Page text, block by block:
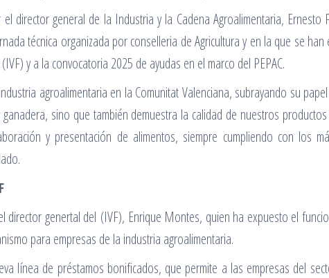
director general de la Industria y la Cadena Agroalimentaria,
técnica organizada por conselleria de Agricultura y en la que se
y a la convocatoria 2025 de ayudas en el marco del PEPAC.
agroalimentaria en la Comunitat Valenciana, subrayando su
sino que también demuestra la calidad de nuestros
y presentación de alimentos, siempre cumpliendo con los
director genertal del (IVF), Enrique Montes, quien ha expuesto el
para empresas de la industria agroalimentaria.
línea de préstamos bonificados, que permite a las empresas del